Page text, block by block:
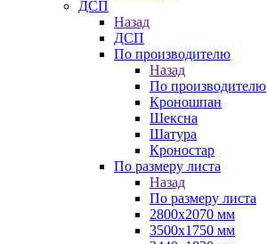
ДСП
Назад
ДСП
По производителю
Назад
По производителю
Кроношпан
Шексна
Шатура
Кроностар
По размеру листа
Назад
По размеру листа
2800х2070 мм
3500х1750 мм